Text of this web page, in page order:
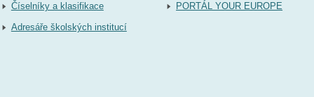
Číselníky a klasifikace
Adresáře školských institucí
PORTÁL YOUR EUROPE